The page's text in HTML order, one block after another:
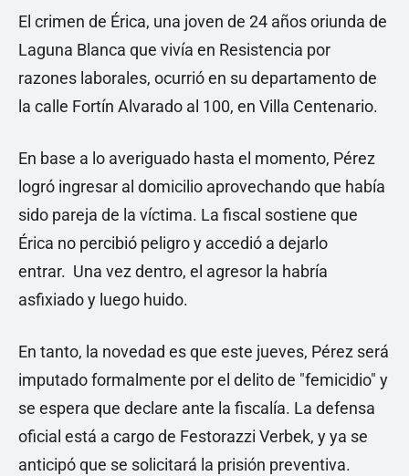
El crimen de Érica, una joven de 24 años oriunda de
Laguna Blanca que vivía en Resistencia por
razones laborales, ocurrió en su departamento de
la calle Fortín Alvarado al 100, en Villa Centenario.
En base a lo averiguado hasta el momento, Pérez
logró ingresar al domicilio aprovechando que había
sido pareja de la víctima. La fiscal sostiene que
Érica no percibió peligro y accedió a dejarlo
entrar. Una vez dentro, el agresor la habría
asfixiado y luego huido.
En tanto, la novedad es que este jueves, Pérez será
imputado formalmente por el delito de "femicidio" y
se espera que declare ante la fiscalía. La defensa
oficial está a cargo de Festorazzi Verbek, y ya se
anticipó que se solicitará la prisión preventiva.